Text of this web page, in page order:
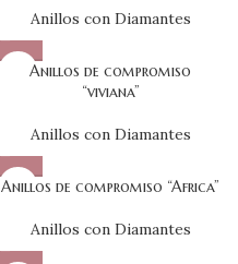
Anillos con Diamantes
Anillos de compromiso
“viviana”
Anillos con Diamantes
Anillos de compromiso “Africa”
Anillos con Diamantes